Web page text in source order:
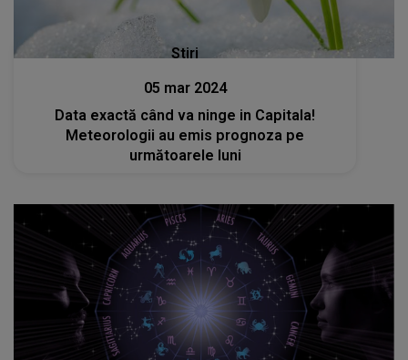
Stiri
05 mar 2024
Data exactă când va ninge in Capitala!
Meteorologii au emis prognoza pe
următoarele luni